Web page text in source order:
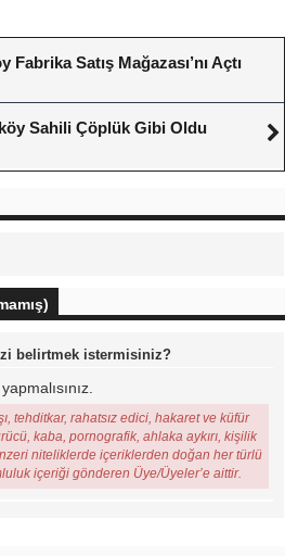
Fabrika Satış Mağazası’nı Açtı
Sahili Çöplük Gibi Oldu
belirtmek istermisiniz?
yapmalısınız.
tehditkar, rahatsız edici, hakaret ve küfür
kaba, pornografik, ahlaka aykırı, kişilik
niteliklerde içeriklerden doğan her türlü
içeriği gönderen Üye/Üyeler’e aittir.